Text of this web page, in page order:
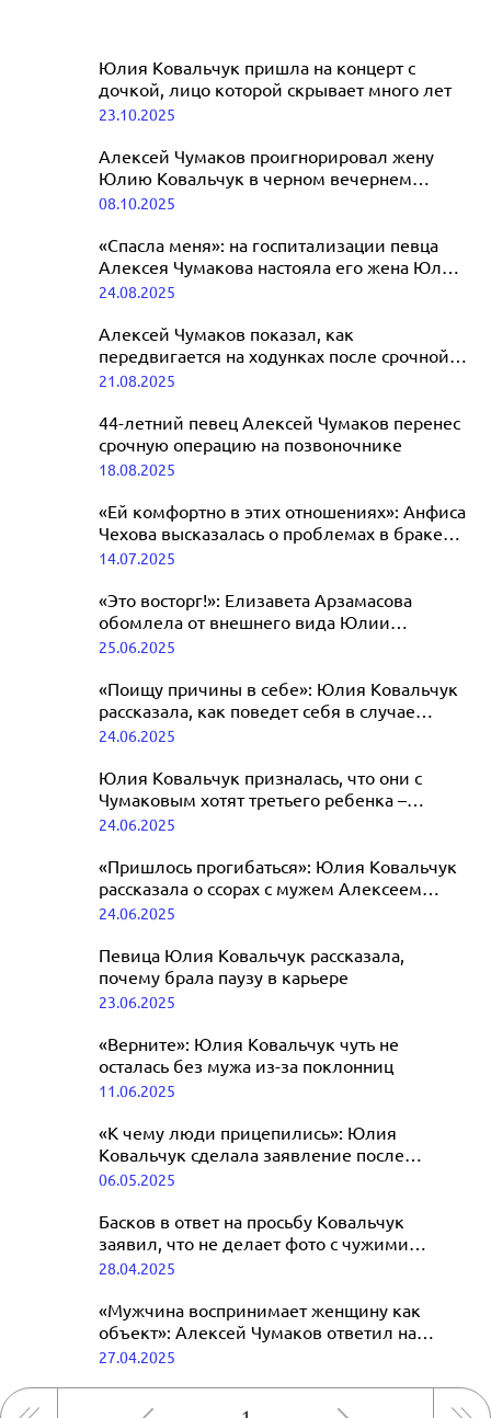
Юлия Ковальчук пришла на концерт с
дочкой, лицо которой скрывает много лет
23.10.2025
Алексей Чумаков проигнорировал жену
Юлию Ковальчук в черном вечернем
платье
08.10.2025
«Спасла меня»: на госпитализации певца
Алексея Чумакова настояла его жена Юлия
Ковальчук
24.08.2025
Алексей Чумаков показал, как
передвигается на ходунках после срочной
операции
21.08.2025
44-летний певец Алексей Чумаков перенес
срочную операцию на позвоночнике
18.08.2025
«Ей комфортно в этих отношениях»: Анфиса
Чехова высказалась о проблемах в браке
Чумакова и Ковальчук
14.07.2025
«Это восторг!»: Елизавета Арзамасова
обомлела от внешнего вида Юлии
Ковальчук
25.06.2025
«Поищу причины в себе»: Юлия Ковальчук
рассказала, как поведет себя в случае
измены супруга Алексея Чумакова
24.06.2025
Юлия Ковальчук призналась, что они с
Чумаковым хотят третьего ребенка –
мальчика
24.06.2025
«Пришлось прогибаться»: Юлия Ковальчук
рассказала о ссорах с мужем Алексеем
Чумаковым
24.06.2025
Певица Юлия Ковальчук рассказала,
почему брала паузу в карьере
23.06.2025
«Верните»: Юлия Ковальчук чуть не
осталась без мужа из-за поклонниц
11.06.2025
«К чему люди прицепились»: Юлия
Ковальчук сделала заявление после
скандального интервью Чумакова
06.05.2025
Басков в ответ на просьбу Ковальчук
заявил, что не делает фото с чужими
женами
28.04.2025
«Мужчина воспринимает женщину как
объект»: Алексей Чумаков ответил на
обвинения в абьюзе после скандала
27.04.2025